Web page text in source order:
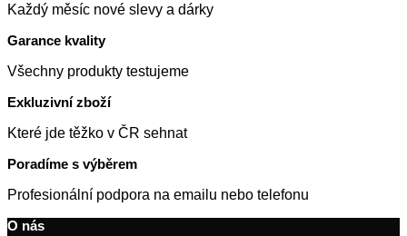
Každý měsíc nové slevy a dárky
Garance kvality
Všechny produkty testujeme
Exkluzivní zboží
Které jde těžko v ČR sehnat
Poradíme s výběrem
Profesionální podpora na emailu nebo telefonu
O nás